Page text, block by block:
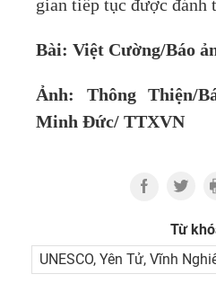
gian tiếp tục được đánh
Bài: Việt Cường/Báo
Ảnh: Thông Thiện/
Minh Đức/ TTXVN
Từ
UNESCO, Yên Tử, Vĩnh